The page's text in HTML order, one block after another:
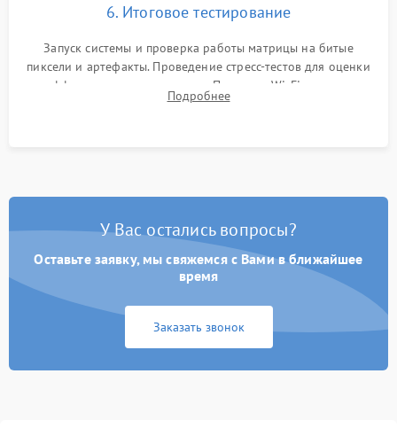
6. Итоговое тестирование
Запуск системы и проверка работы матрицы на битые
пиксели и артефакты. Проведение стресс-тестов для оценки
эффективности охлаждения. Проверка Wi-Fi, камеры,
микрофона и всех портов перед выдачей устройства.
Подробнее
У Вас остались вопросы?
Оставьте заявку, мы свяжемся с Вами в ближайшее
время
Заказать звонок